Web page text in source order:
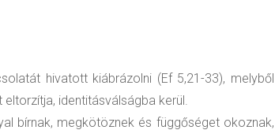
hivatott kiábrázolni (Ef 5,21-33), melyből
identitásválságba kerül.
bírnak, megkötöznek és függőséget okoznak,